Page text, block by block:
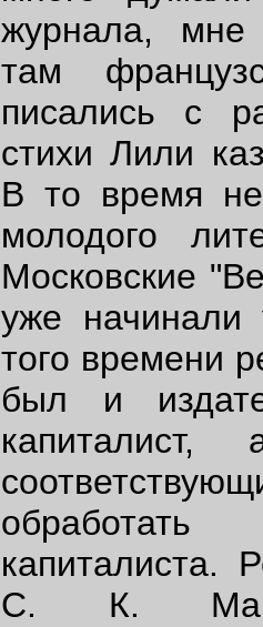
журнала, мне
там
писались с
стихи Лили
В то время
молодого
Московские
уже начинали
того времени
был и
капиталиста.
С. К.